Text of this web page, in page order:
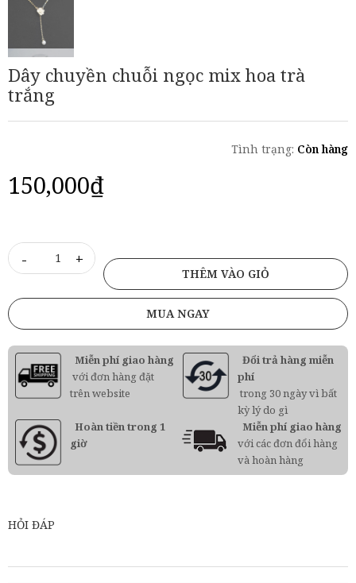
Dây chuyền chuỗi ngọc mix hoa trà
trắng
Tình trạng: Còn hàng
150,000₫
+
-
THÊM VÀO GIỎ
MUA NGAY
Miễn phí giao hàng
với đơn hàng đặt
trên website
Đổi trả hàng miễn
phí
trong 30 ngày vì bất
kỳ lý do gì
Hoàn tiền trong 1
giờ
Miễn phí giao hàng
với các đơn đổi hàng
và hoàn hàng
HỎI ĐÁP